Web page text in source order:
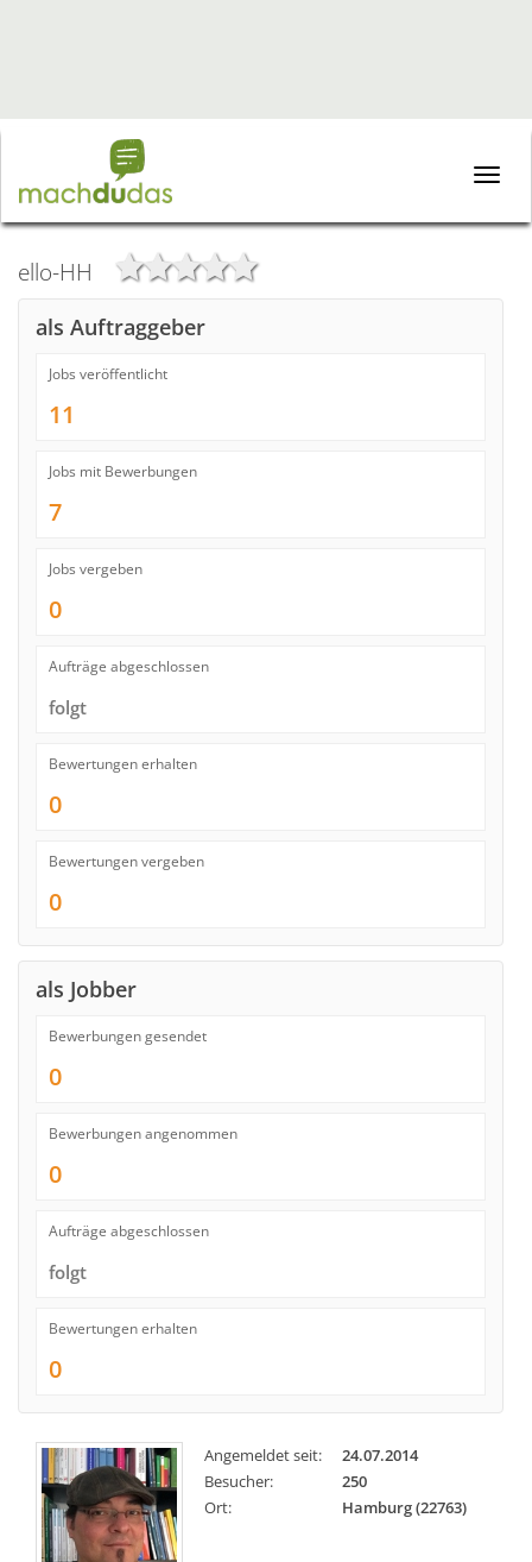
Toggle
ello-HH
als Auftraggeber
Jobs veröffentlicht
11
Jobs mit Bewerbungen
7
Jobs vergeben
0
Aufträge abgeschlossen
folgt
Bewertungen erhalten
0
Bewertungen vergeben
0
als Jobber
Bewerbungen gesendet
0
Bewerbungen angenommen
0
Aufträge abgeschlossen
folgt
Bewertungen erhalten
0
Angemeldet seit:
24.07.2014
Besucher:
250
Ort:
Hamburg (22763)